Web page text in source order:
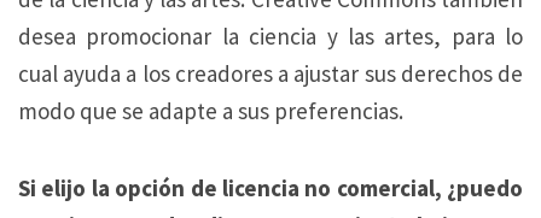
desea promocionar la ciencia y las artes, para lo
cual ayuda a los creadores a ajustar sus derechos de
modo que se adapte a sus preferencias.
Si elijo la opción de licencia no comercial, ¿puedo